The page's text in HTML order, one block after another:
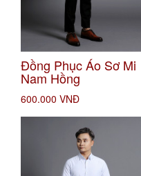
Đồng Phục Áo Sơ Mi
Nam Hồng
600.000 VNĐ